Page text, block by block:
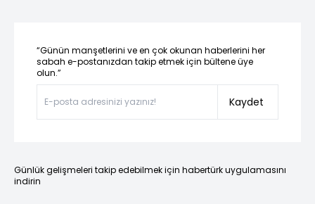
“Günün manşetlerini ve en çok okunan haberlerini her
sabah e-postanızdan takip etmek için bültene üye
olun.”
Kaydet
Günlük gelişmeleri takip edebilmek için habertürk uygulamasını
indirin